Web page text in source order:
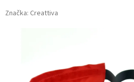
Značka: Creattiva